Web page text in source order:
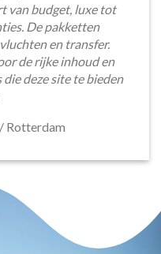
van budget, luxe tot
De pakketten
en transfer.
de rijke inhoud en
deze site te bieden
/ Rotterdam